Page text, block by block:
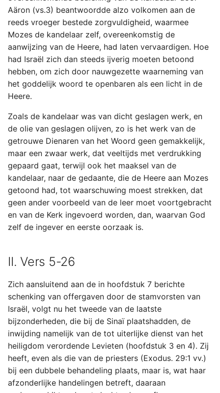
Aäron (vs.3) beantwoordde alzo volkomen aan de
reeds vroeger bestede zorgvuldigheid, waarmee
Mozes de kandelaar zelf, overeenkomstig de
aanwijzing van de Heere, had laten vervaardigen. Hoe
had Israël zich dan steeds ijverig moeten betoond
hebben, om zich door nauwgezette waarneming van
het goddelijk woord te openbaren als een licht in de
Heere.
Zoals de kandelaar was van dicht geslagen werk, en
de olie van geslagen olijven, zo is het werk van de
getrouwe Dienaren van het Woord geen gemakkelijk,
maar een zwaar werk, dat veeltijds met verdrukking
gepaard gaat, terwijl ook het maaksel van de
kandelaar, naar de gedaante, die de Heere aan Mozes
getoond had, tot waarschuwing moest strekken, dat
geen ander voorbeeld van de leer moet voortgebracht
en van de Kerk ingevoerd worden, dan, waarvan God
zelf de ingever en eerste oorzaak is.
II. Vers 5-26
Zich aansluitend aan de in hoofdstuk 7 berichte
schenking van offergaven door de stamvorsten van
Israël, volgt nu het tweede van de laatste
bijzonderheden, die bij de Sinaï plaatshadden, de
inwijding namelijk van de tot uiterlijke dienst van het
heiligdom verordende Levieten (hoofdstuk 3 en 4). Zij
heeft, even als die van de priesters (Exodus. 29:1 vv.)
bij een dubbele behandeling plaats, maar is, wat haar
afzonderlijke handelingen betreft, daaraan